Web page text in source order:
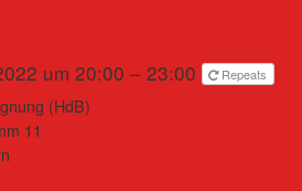
um 20:00 – 23:00 Repeats
(HdB)
11